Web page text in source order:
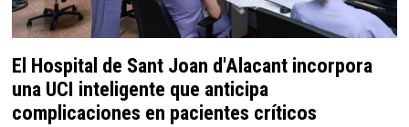
El Hospital de Sant Joan d'Alacant incorpora
una UCI inteligente que anticipa
complicaciones en pacientes críticos